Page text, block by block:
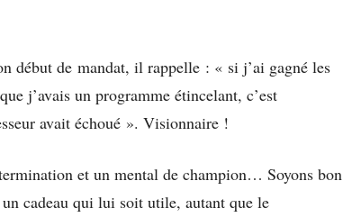
début de mandat, il rappelle : « si j’ai gagné les
j’avais un programme étincelant, c’est
avait échoué ». Visionnaire !
et un mental de champion… Soyons bon
cadeau qui lui soit utile, autant que le